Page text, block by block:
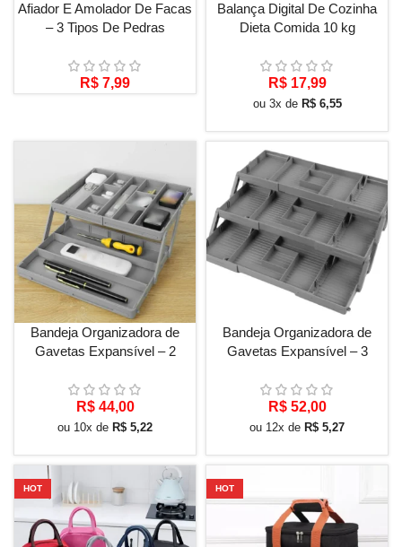
Afiador E Amolador De Facas
– 3 Tipos De Pedras
R$ 7,99
Balança Digital De Cozinha
Dieta Comida 10 kg
R$17,99
ou 3x de R$6,55
Bandeja Organizadora de
Gavetas Expansível – 2
R$44,00
ou 10x de R$ 5,22
Bandeja Organizadora de
Gavetas Expansível – 3
R$52,00
ou 12x de R$ 5,27
HOT HOT